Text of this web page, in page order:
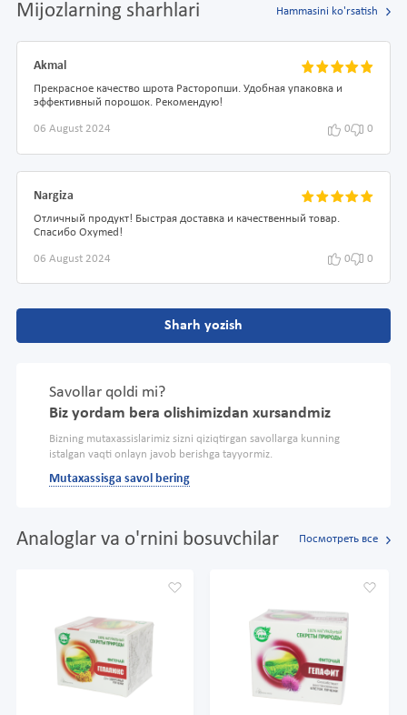
Mijozlarning sharhlari Hammasini ko'rsatish
Akmal
Прекрасное качество шрота Расторопши. Удобная упаковка и
эффективный порошок. Рекомендую!
06 August 2024 0 0
Nargiza
Отличный продукт! Быстрая доставка и качественный товар.
Спасибо Oxymed!
06 August 2024 0 0
Sharh yozish
Savollar qoldi mi?
Biz yordam bera olishimizdan xursandmiz
Bizning mutaxassislarimiz sizni qiziqtirgan savollarga kunning
istalgan vaqti onlayn javob berishga tayyormiz.
Mutaxassisga savol bering
Analoglar va o'rnini bosuvchilar Посмотреть все